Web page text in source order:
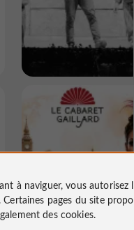
à naviguer, vous
. Certaines pages du site
des cookies.